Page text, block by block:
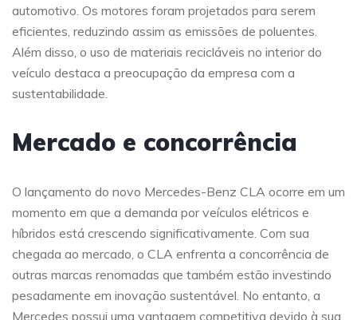
automotivo. Os motores foram projetados para serem
eficientes, reduzindo assim as emissões de poluentes.
Além disso, o uso de materiais recicláveis no interior do
veículo destaca a preocupação da empresa com a
sustentabilidade.
Mercado e concorrência
O lançamento do novo Mercedes-Benz CLA ocorre em um
momento em que a demanda por veículos elétricos e
híbridos está crescendo significativamente. Com sua
chegada ao mercado, o CLA enfrenta a concorrência de
outras marcas renomadas que também estão investindo
pesadamente em inovação sustentável. No entanto, a
Mercedes possui uma vantagem competitiva devido à sua